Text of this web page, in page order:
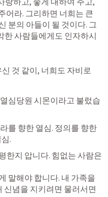
어라. 그리하면 너희는 큰
분의 아들이 될 것이다. 그
한 사람들에게도 인자하시
것 같이, 너희도 자비로
심당원 시몬이라고 불렀습
를 향한 열심. 정의를 향한
.
한지 압니다. 힘없는 사람은
말해야 합니다. 내 가족을
신념을 지키려면 물러서면